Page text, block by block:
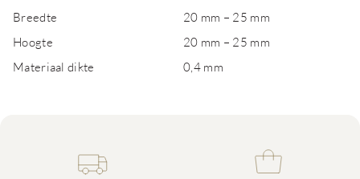
Breedte
20 mm – 25 mm
Hoogte
20 mm – 25 mm
Materiaal dikte
0,4 mm